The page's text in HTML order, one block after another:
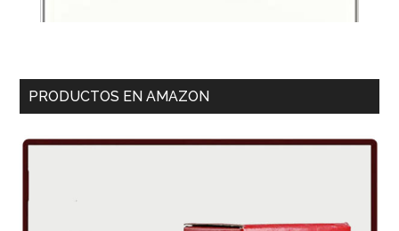
PRODUCTOS EN AMAZON